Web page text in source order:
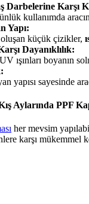
Darbelerine Karşı
kullanımda
Yapı:
küçük çizikler,
Dayanıklılık:
ışınları boyanın
yapısı sayesinde
Aylarında PPF
her mevsim
karşı mükemmel